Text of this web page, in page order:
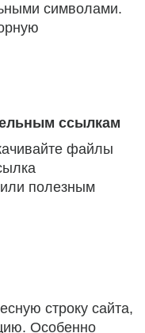
символами.
ссылкам
файлы
полезным
строку сайта,
Особенно